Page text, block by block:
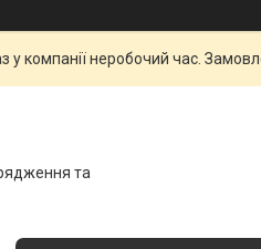
у компанії неробочий час.
та